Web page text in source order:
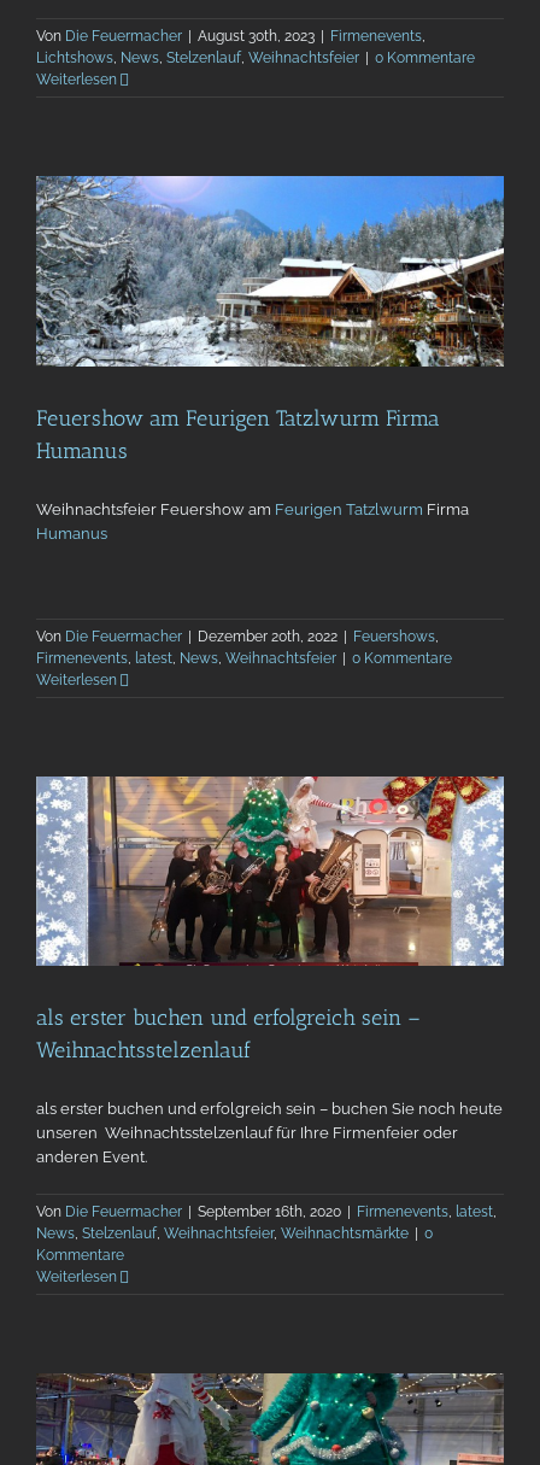
Von Die Feuermacher | August 30th, 2023 | Firmenevents,
Lichtshows, News, Stelzenlauf, Weihnachtsfeier | 0 Kommentare
Weiterlesen
Feuershow am Feurigen Tatzlwurm Firma
Humanus
Weihnachtsfeier Feuershow am Feurigen Tatzlwurm Firma
Humanus
Von Die Feuermacher | Dezember 20th, 2022 | Feuershows
Firmenevents
latest News Weihnachtsfeier | 0 Kommentare
Weiterlesen
als erster buchen und erfolgreich sein –
Weihnachtsstelzenlauf
als erster buchen und erfolgreich sein – buchen Sie noch heute
unseren Weihnachtsstelzenlauf für Ihre Firmenfeier oder
anderen Event.
Von Die Feuermacher September 16th, 2020 Firmenevents, latest,
News, Stelzenlauf, Weihnachtsfeier, Weihnachtsmärkte
0
Kommentare
Weiterlesen